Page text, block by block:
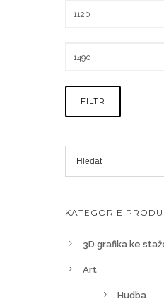
FILTR
KATEGORIE
3D grafika ke
Art
Hudba